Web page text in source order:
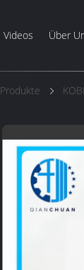
Videos Über
Produkte